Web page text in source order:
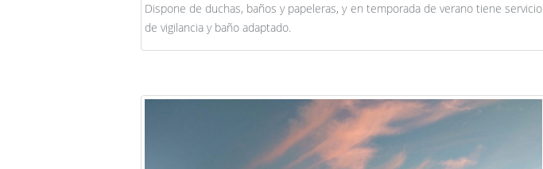
Dispone de duchas, baños y papeleras, y en temporada de verano tiene servicio
de vigilancia y baño adaptado.